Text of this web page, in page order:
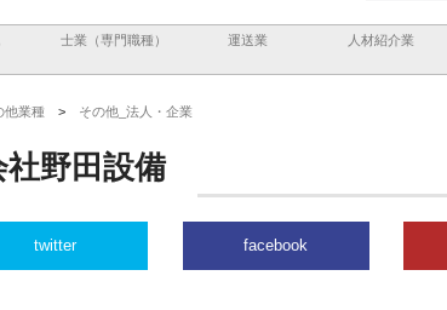
士業（専門職種） 運送業 人材紹介業
他業種 > その他_法人・企業
社野田設備
twitter facebook